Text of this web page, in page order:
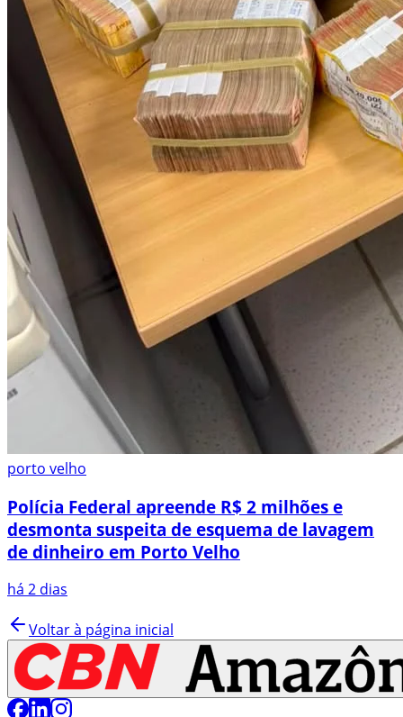
porto velho
Polícia Federal apreende R$ 2 milhões e
desmonta suspeita de esquema de lavagem
de dinheiro em Porto Velho
há 2 dias
Voltar à página inicial